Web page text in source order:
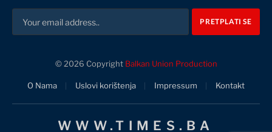
© 2026 Copyright Balkan Union Production
O Nama Uslovi korištenja Impressum Kontakt
WWW.TIMES.BA